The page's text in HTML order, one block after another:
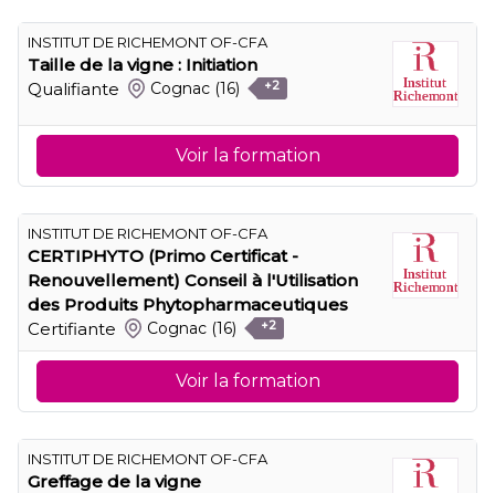
INSTITUT DE RICHEMONT OF-CFA
Taille de la vigne : Initiation
Qualifiante
Cognac (16) +2
Voir la formation
INSTITUT DE RICHEMONT OF-CFA
CERTIPHYTO (Primo Certificat -
Renouvellement) Conseil à l'Utilisation
des Produits Phytopharmaceutiques
Certifiante
Cognac (16) +2
Voir la formation
INSTITUT DE RICHEMONT OF-CFA
Greffage de la vigne